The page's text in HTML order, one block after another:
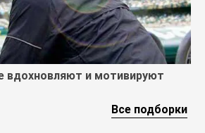
и мотивируют
Все подборки